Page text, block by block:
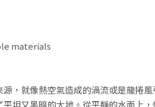
materials
源，就像熱空氣造成的渦流或是龍捲
坦又黑暗的大地。從平靜的水面上